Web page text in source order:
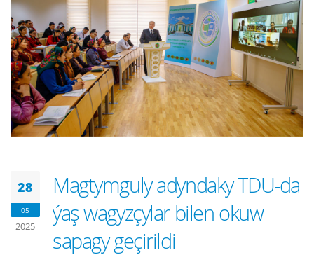
28
05
2025
Magtymguly adyndaky TDU-da
ýaş wagyzçylar bilen okuw
sapagy geçirildi